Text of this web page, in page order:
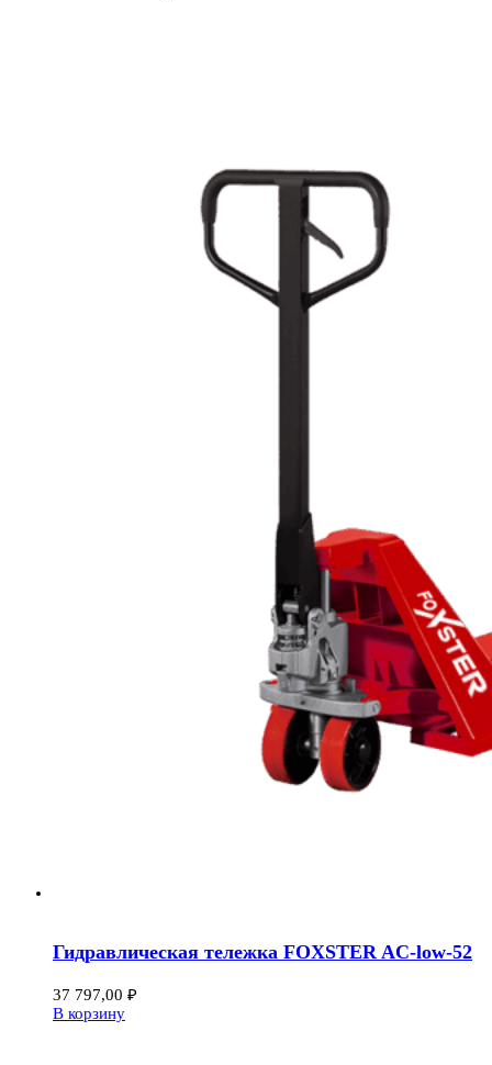
Гидравлическая тележка FOXSTER AC-low-52
37 797,00 ₽
В корзину